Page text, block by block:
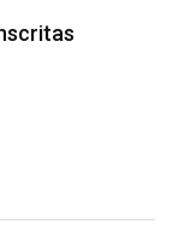
afluencia de